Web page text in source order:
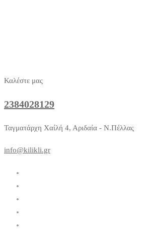
Καλέστε μας
2384028129
Ταγματάρχη Χαίλή 4, Αριδαία - Ν.Πέλλας
info@kilikli.gr